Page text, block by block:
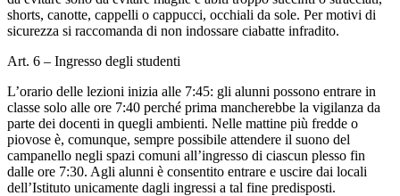
shorts, canotte, cappelli o cappucci, occhiali da sole. Per motivi di
sicurezza si raccomanda di non indossare ciabatte infradito.
Art. 6 – Ingresso degli studenti
L’orario delle lezioni inizia alle 7:45: gli alunni possono entrare in
classe solo alle ore 7:40 perché prima mancherebbe la vigilanza da
parte dei docenti in quegli ambienti. Nelle mattine più fredde o
piovose è, comunque, sempre possibile attendere il suono del
campanello negli spazi comuni all’ingresso di ciascun plesso fin
dalle ore 7:30. Agli alunni è consentito entrare e uscire dai locali
dell’Istituto unicamente dagli ingressi a tal fine predisposti.